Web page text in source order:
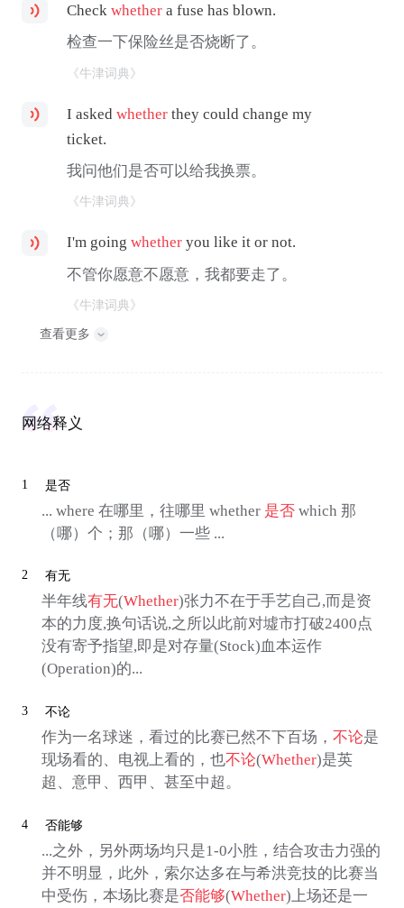
Checkwhether a fuse has blown.
检查一下保险丝是否烧断了。
《牛津词典》
I askedwhether they could change my
ticket.
我问他们是否可以给我换票。
《牛津词典》
I'm goingwhether you like it or not.
不管你愿意不愿意，我都要走了。
《牛津词典》
查看更多
网络释义
1 是否
... where 在哪里，往哪里 whether 是否which 那
（哪）个；那（哪）一些 ...
2 有无
半年线有无(Whether)张力不在于手艺自己,而是资
本的力度,换句话说,之所以此前对墟市打破2400点
没有寄予指望,即是对存量(Stock)血本运作
(Operation)的...
3 不论
作为一名球迷，看过的比赛已然不下百场， 不论是
现场看的、电视上看的，也不论(Whether)是英
超、意甲、西甲、甚至中超。
4 否能够
...之外，另外两场均只是1-0小胜，结合攻击力强的
并不明显，此外，索尔达多在与希洪竞技的比赛当
中受伤，本场比赛是否能够(Whether)上场还是一